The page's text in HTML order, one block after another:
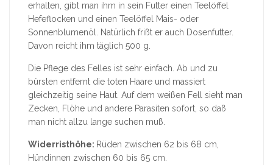
erhalten, gibt man ihm in sein Futter einen Teelöffel
Hefeflocken und einen Teelöffel Mais- oder
Sonnenblumenöl. Natürlich frißt er auch Dosenfutter.
Davon reicht ihm täglich 500 g.
Die Pflege des Felles ist sehr einfach. Ab und zu
bürsten entfernt die toten Haare und massiert
gleichzeitig seine Haut. Auf dem weißen Fell sieht man
Zecken, Flöhe und andere Parasiten sofort, so daß
man nicht allzu lange suchen muß.
Widerristhöhe: Rüden zwischen 62 bis 68 cm,
Hündinnen zwischen 60 bis 65 cm.